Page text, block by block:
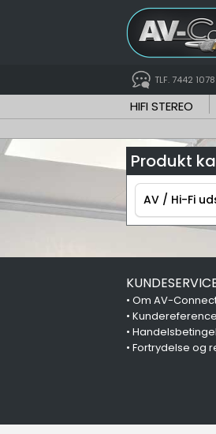
TLF. 7442
HIFI STEREO
Produkt
AV / Hi-Fi
• Om AV-
•
•
• Fortrydelse og